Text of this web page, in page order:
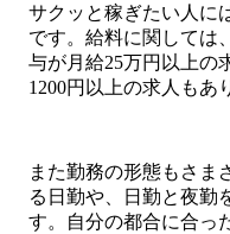
サクッと稼ぎたい人に
です。給料に関しては
与が月給25万円以上の
1200円以上の求人もあ
また勤務の形態もさま
る日勤や、日勤と夜勤
す。自分の都合に合っ